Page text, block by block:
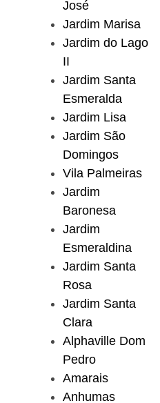
José
Jardim Marisa
Jardim do Lago
II
Jardim Santa
Esmeralda
Jardim Lisa
Jardim São
Domingos
Vila Palmeiras
Jardim
Baronesa
Jardim
Esmeraldina
Jardim Santa
Rosa
Jardim Santa
Clara
Alphaville Dom
Pedro
Amarais
Anhumas